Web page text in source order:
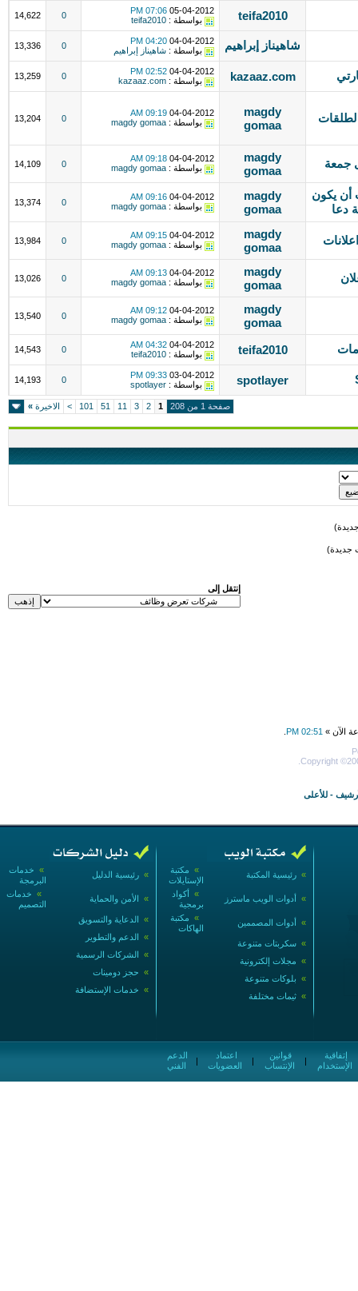
teifa2010
05-04-2012
07:06 PM
بواسطة : teifa2010
0
14,622
شاهيناز إبراهيم 04-04-2012
04:20 PM
بواسطة : شاهيناز إبراهيم 0
13,336
kazaaz.com
04-04-2012
02:52 PM
بواسطة : kazaaz.com
0
13,259
magdy
gomaa
04-04-2012
09:19 AM
بواسطة : magdy gomaa
0
13,204
جمعة
magdy
gomaa
04-04-2012
09:18 AM
بواسطة : magdy gomaa
0
14,109
أن يكون
دعا
magdy
gomaa
04-04-2012
09:16 AM
بواسطة : magdy gomaa
0
13,374
magdy
gomaa
04-04-2012
09:15 AM
بواسطة : magdy gomaa
0
13,984
magdy
gomaa
04-04-2012
09:13 AM
بواسطة : magdy gomaa
0
13,026
magdy
gomaa
04-04-2012
09:12 AM
بواسطة : magdy gomaa
0
13,540
teifa2010
04-04-2012
04:32 AM
بواسطة : teifa2010
0
14,543
spotlayer
03-04-2012
09:33 PM
بواسطة : spotlayer
0
14,193
صفحة 1 من 208 1
2
3
11
51
101
> الاخيرة »
جديدة)
إنتقل إلى
الآن » 02:51 PM
Copyright
- للأعلى
» خدمات
البرمجة
» رئيسية الدليل
» خدمات
التصميم
» الأمن والحماية
» الدعاية والتسويق
» الدعم والتطوير
» الشركات الرسمية
» حجز دومينات
» خدمات الإستضافة
» مكتبة
الإستايلات
» رئيسية المكتبة
» أكواد
برمجية
» أدوات الويب ماسترز
» مكتبة
الهاكات
» أدوات المصممين
» سكربتات متنوعة
» مجلات إلكترونية
» بلوكات متنوعة
» ثيمات مختلفة
الفني
|
العضويات
|
الإنتساب
|
الإستخدام